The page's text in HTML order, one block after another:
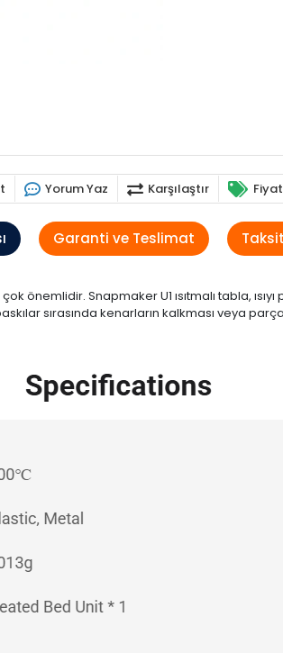
Yorum Yaz Karşılaştır
Garanti ve Teslimat
çok önemlidir. Snapmaker U1 ısıtmalı tabla,
sırasında kenarların kalkması veya